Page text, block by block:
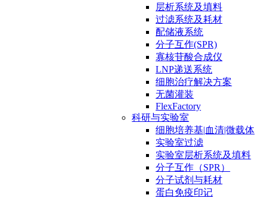
层析系统及填料
过滤系统及耗材
配储液系统
分子互作(SPR)
寡核苷酸合成仪
LNP递送系统
细胞治疗解决方案
无菌灌装
FlexFactory
科研与实验室
细胞培养基|血清|微载体
实验室过滤
实验室层析系统及填料
分子互作（SPR）
分子试剂与耗材
蛋白免疫印记